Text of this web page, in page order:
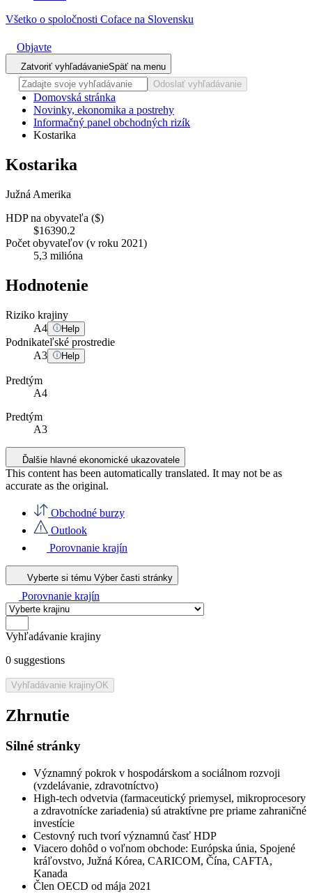
Všetko o spoločnosti Coface na Slovensku
Objavte
Zatvoriť vyhľadávanieSpäť na menu
Odoslať vyhľadávanie
Domovská stránka
Novinky, ekonomika a postrehy
Informačný panel obchodných rizík
Kostarika
Kostarika
Južná Amerika
HDP na obyvateľa ($)
$16390.2
Počet obyvateľov (v roku 2021)
5,3 milióna
Hodnotenie
Riziko krajiny
A4 Help
Podnikateľské prostredie
A3 Help
Predtým
A4
Predtým
A3
Ďalšie hlavné ekonomické ukazovatele
This content has been automatically translated. It may not be as
accurate as the original.
Obchodné burzy
Outlook
Porovnanie krajín
Vyberte si tému Výber časti stránky
Porovnanie krajín
Vyhľadávanie krajiny
0 suggestions
Vyhľadávanie krajinyOK
Zhrnutie
Silné stránky
Významný pokrok v hospodárskom a sociálnom rozvoji
(vzdelávanie, zdravotníctvo)
High-tech odvetvia (farmaceutický priemysel, mikroprocesory
a zdravotnícke zariadenia) sú atraktívne pre priame zahraničné
investície
Cestovný ruch tvorí významnú časť HDP
Viacero dohôd o voľnom obchode: Európska únia, Spojené
kráľovstvo, Južná Kórea, CARICOM, Čína, CAFTA,
Kanada
Člen OECD od mája 2021